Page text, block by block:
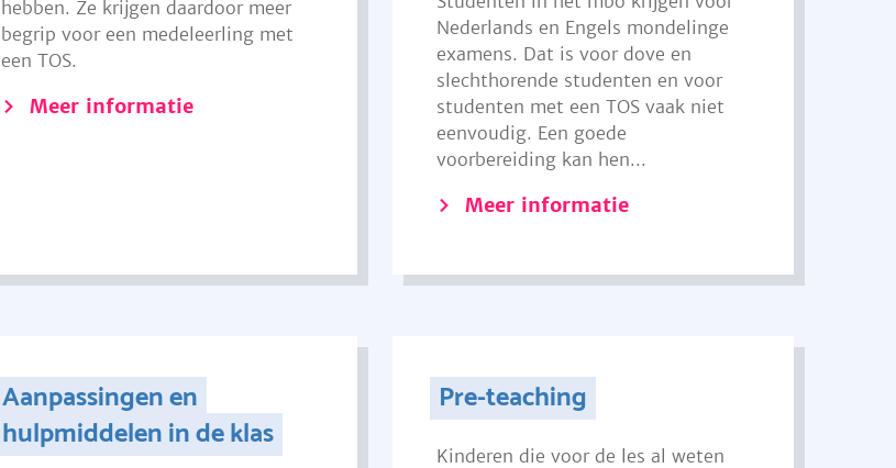
hebben. Ze krijgen daardoor meer
begrip voor een medeleerling met
een TOS.
Meer informatie
Nederlands en Engels mondelinge
examens. Dat is voor dove en
slechthorende studenten en voor
studenten met een TOS vaak niet
eenvoudig. Een goede
voorbereiding kan hen...
Meer informatie
Aanpassingen en
hulpmiddelen in de klas
Pre-teaching
Kinderen die voor de les al weten